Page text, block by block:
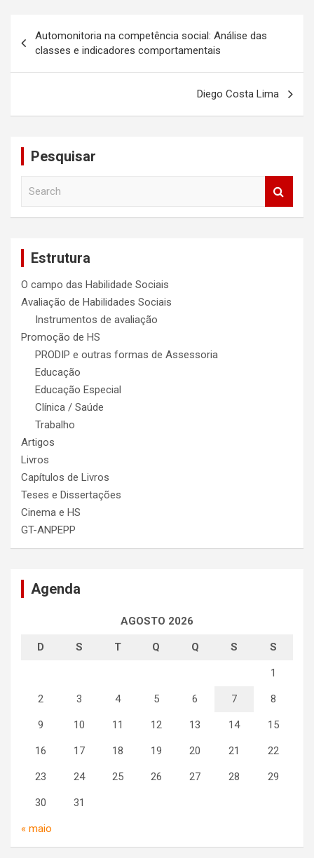
de
Post
Automonitoria na competência social: Análise das
classes e indicadores comportamentais
Diego Costa Lima
Pesquisar
Estrutura
O campo das Habilidade Sociais
Avaliação de Habilidades Sociais
Instrumentos de avaliação
Promoção de HS
PRODIP e outras formas de Assessoria
Educação
Educação Especial
Clínica / Saúde
Trabalho
Artigos
Livros
Capítulos de Livros
Teses e Dissertações
Cinema e HS
GT-ANPEPP
Agenda
AGOSTO 2026
D S T Q Q S S
1
2 3 4 5 6 7 8
9 10 11 12 13 14 15
16 17 18 19 20 21 22
23 24 25 26 27 28 29
30 31
« maio